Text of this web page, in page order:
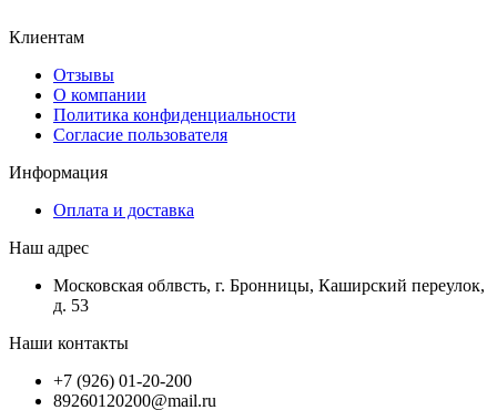
Клиентам
Отзывы
О компании
Политика конфиденциальности
Согласие пользователя
Информация
Оплата и доставка
Наш адрес
Московская облвсть, г. Бронницы, Каширский переулок,
д. 53
Наши контакты
+7 (926) 01-20-200
89260120200@mail.ru